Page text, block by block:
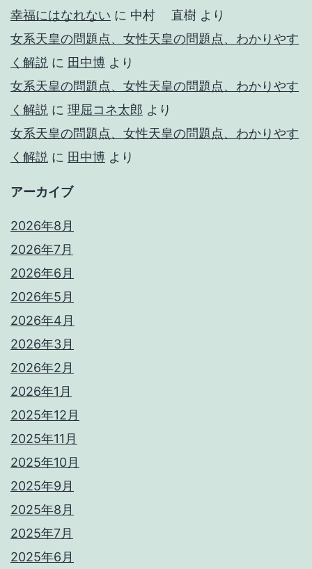
幸福にはなれない に 中村 直樹 より
女系天皇の問題点、女性天皇の問題点、わかりやす
く解説 に 田中博 より
女系天皇の問題点、女性天皇の問題点、わかりやす
く解説 に 理屈コネ太郎 より
女系天皇の問題点、女性天皇の問題点、わかりやす
く解説 に 田中博 より
アーカイブ
2026年8月
2026年7月
2026年6月
2026年5月
2026年4月
2026年3月
2026年2月
2026年1月
2025年12月
2025年11月
2025年10月
2025年9月
2025年8月
2025年7月
2025年6月